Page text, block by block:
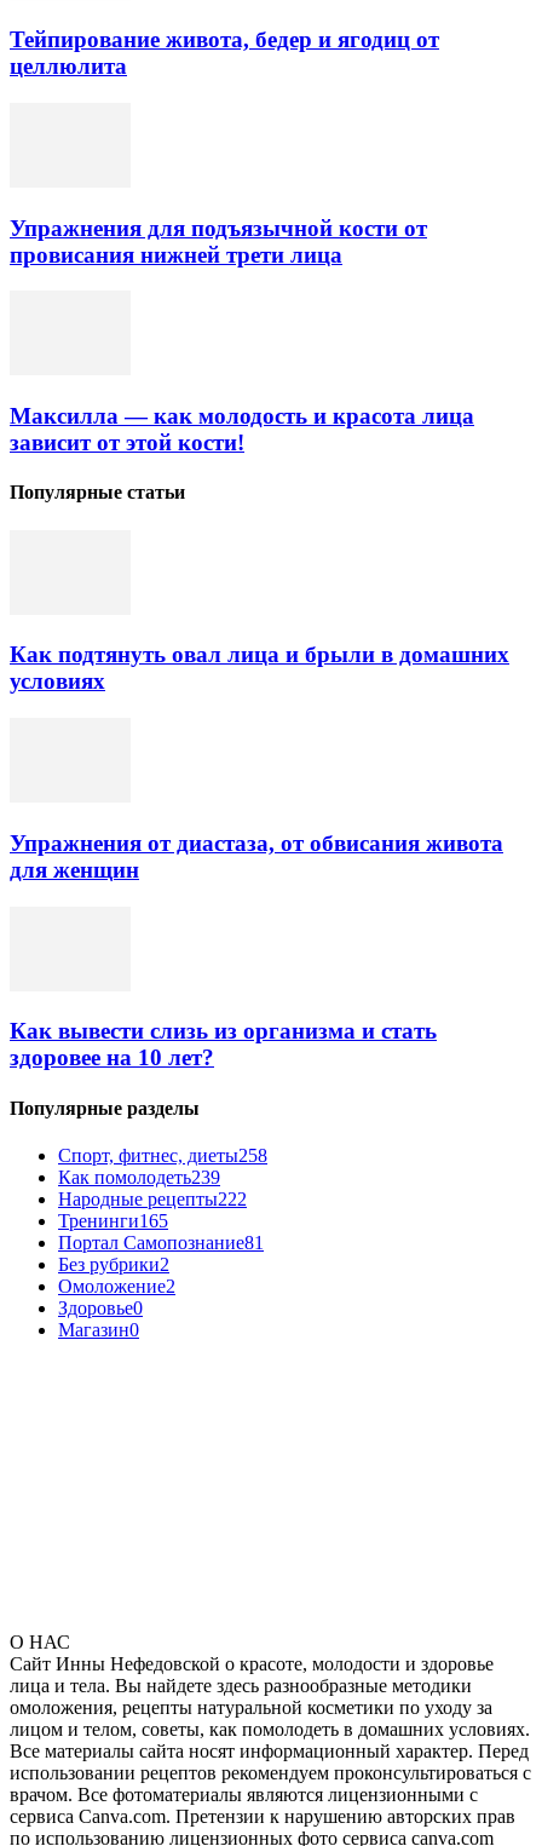
Тейпирование живота, бедер и ягодиц от
целлюлита
Упражнения для подъязычной кости от
провисания нижней трети лица
Максилла — как молодость и красота лица
зависит от этой кости!
Популярные статьи
Как подтянуть овал лица и брыли в домашних
условиях
Упражнения от диастаза, от обвисания живота
для женщин
Как вывести слизь из организма и стать
здоровее на 10 лет?
Популярные разделы
Спорт, фитнес, диеты258
Как помолодеть239
Народные рецепты222
Тренинги165
Портал Самопознание81
Без рубрики2
Омоложение2
Здоровье0
Магазин0
О НАС
Сайт Инны Нефедовской о красоте, молодости и здоровье
лица и тела. Вы найдете здесь разнообразные методики
омоложения, рецепты натуральной косметики по уходу за
лицом и телом, советы, как помолодеть в домашних условиях.
Все материалы сайта носят информационный характер. Перед
использовании рецептов рекомендуем проконсультироваться с
врачом. Все фотоматериалы являются лицензионными с
сервиса Canva.com. Претензии к нарушению авторских прав
по использованию лицензионных фото сервиса canva.com